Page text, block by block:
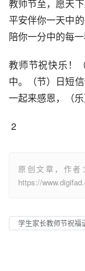
教师节至，愿天
平安伴你一天中
陪你一分中的每一
教师节祝快乐！
中。（节）日短
一起来感恩，（乐
2
原创文章，作者
https://
学生家长教师节祝福